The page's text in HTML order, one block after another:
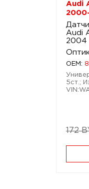
Audi
Audi
2004
OEM:
5ст.;
172